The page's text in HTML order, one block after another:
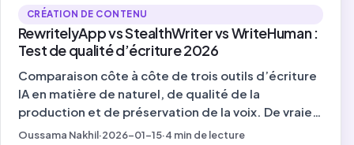
CRÉATION DE CONTENU
RewritelyApp vs StealthWriter vs WriteHuman :
Test de qualité d’écriture 2026
Comparaison côte à côte de trois outils d’écriture
IA en matière de naturel, de qualité de la
production et de préservation de la voix. De vraies
données de test pour vous aider à choisir le bon
Oussama Nakhil·2026-01-15·4 min de lecture